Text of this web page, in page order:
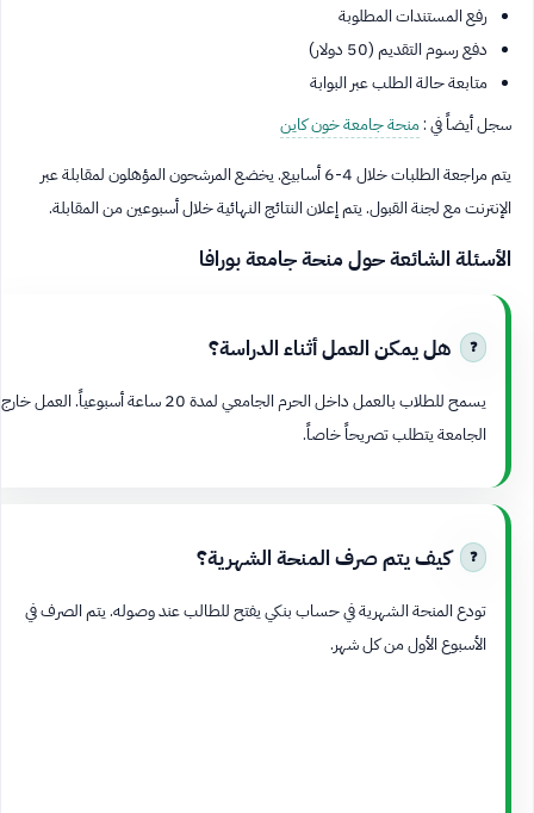
رفع المستندات المطلوبة
دفع رسوم التقديم (50 دولار)
متابعة حالة الطلب عبر البوابة
سجل أيضاً في :منحة جامعة خون كاين
يتم مراجعة الطلبات خلال 4-6 أسابيع. يخضع المرشحون المؤهلون لمقابلة عبر
الإنترنت مع لجنة القبول. يتم إعلان النتائج النهائية خلال أسبوعين من المقابلة.
الأسئلة الشائعة حول منحة جامعة بورافا
هل يمكن العمل أثناء الدراسة؟
يسمح للطلاب بالعمل داخل الحرم الجامعي لمدة 20 ساعة أسبوعياً. العمل خارج
الجامعة يتطلب تصريحاً خاصاً.
كيف يتم صرف المنحة الشهرية؟
تودع المنحة الشهرية في حساب بنكي يفتح للطالب عند وصوله. يتم الصرف في
الأسبوع الأول من كل شهر.